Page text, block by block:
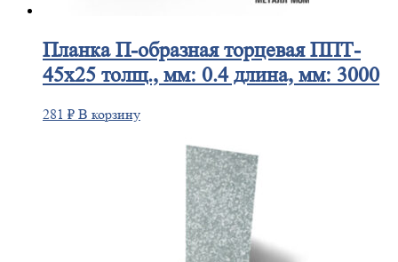
ПланкаП-образная торцевая ППТ-
45х25 толщ., мм: 0.4 длина, мм: 3000
281 ₽ В корзину